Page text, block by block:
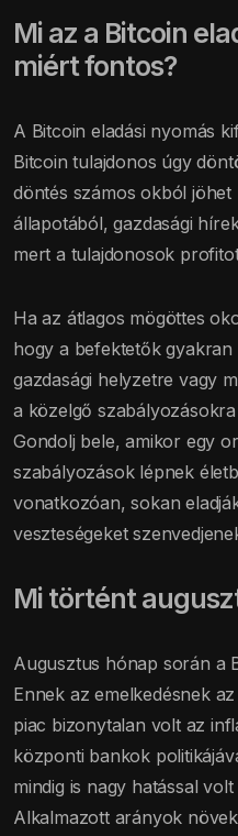
Mi az a Bitcoin
miért fontos?
A Bitcoin eladási nyomás
Bitcoin tulajdonos úgy
döntés számos okból jöhet
állapotából, gazdasági
mert a tulajdonosok
Ha az átlagos mögöttes
hogy a befektetők gyakran
gazdasági helyzetre vagy
a közelgő
Gondolj bele, amikor egy
szabályozások lépnek
vonatkozóan, sokan
veszteségeket
Mi történt
Augusztus hónap során a
Ennek az emelkedésnek
piac bizonytalan volt az
központi bankok
mindig is nagy hatással
Alkalmazott arányok